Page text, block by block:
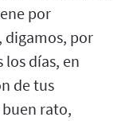
por
digamos, por
días, en
de tus
rato,